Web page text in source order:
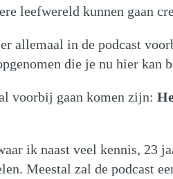
leefwereld kunnen gaan
allemaal in de podcast
die je nu hier kan
voorbij gaan komen zijn:
ik naast veel kennis, 23
Meestal zal de podcast